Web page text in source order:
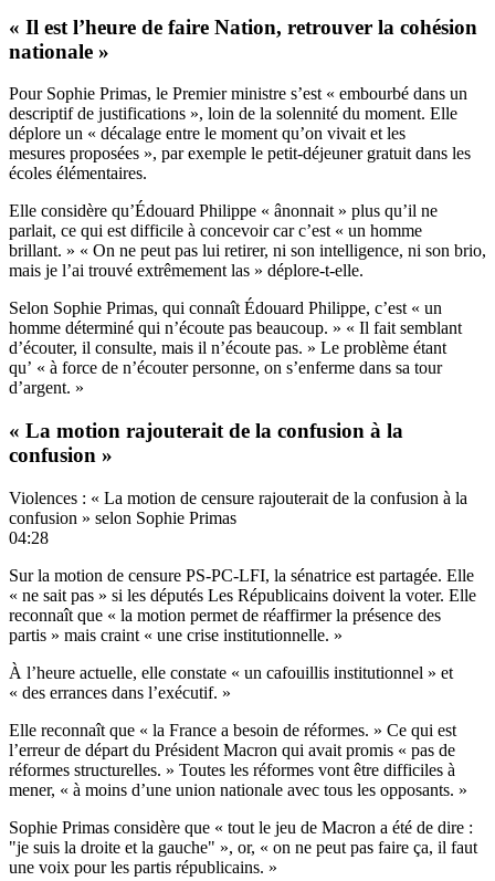
« Il est l’heure de faire Nation, retrouver la cohésion
nationale »
Pour Sophie Primas, le Premier ministre s’est « embourbé dans un
descriptif de justifications », loin de la solennité du moment. Elle
déplore un « décalage entre le moment qu’on vivait et les
mesures proposées », par exemple le petit-déjeuner gratuit dans les
écoles élémentaires.
Elle considère qu’Édouard Philippe « ânonnait » plus qu’il ne
parlait, ce qui est difficile à concevoir car c’est « un homme
brillant. » « On ne peut pas lui retirer, ni son intelligence, ni son brio,
mais je l’ai trouvé extrêmement las » déplore-t-elle.
Selon Sophie Primas, qui connaît Édouard Philippe, c’est « un
homme déterminé qui n’écoute pas beaucoup. » « Il fait semblant
d’écouter, il consulte, mais il n’écoute pas. » Le problème étant
qu’ « à force de n’écouter personne, on s’enferme dans sa tour
d’argent. »
« La motion rajouterait de la confusion à la
confusion »
Violences : « La motion de censure rajouterait de la confusion à la
confusion » selon Sophie Primas
04:28
Sur la motion de censure PS-PC-LFI, la sénatrice est partagée. Elle
« ne sait pas » si les députés Les Républicains doivent la voter. Elle
reconnaît que « la motion permet de réaffirmer la présence des
partis » mais craint « une crise institutionnelle. »
À l’heure actuelle, elle constate « un cafouillis institutionnel » et
« des errances dans l’exécutif. »
Elle reconnaît que « la France a besoin de réformes. » Ce qui est
l’erreur de départ du Président Macron qui avait promis « pas de
réformes structurelles. » Toutes les réformes vont être difficiles à
mener, « à moins d’une union nationale avec tous les opposants. »
Sophie Primas considère que « tout le jeu de Macron a été de dire :
"je suis la droite et la gauche" », or, « on ne peut pas faire ça, il faut
une voix pour les partis républicains. »